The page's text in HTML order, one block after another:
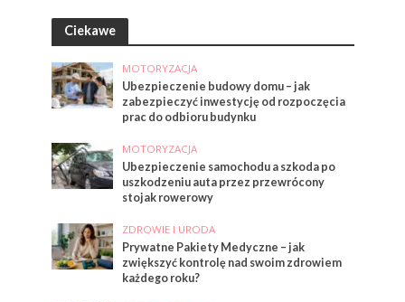
Ciekawe
MOTORYZACJA
Ubezpieczenie budowy domu – jak
zabezpieczyć inwestycję od rozpoczęcia
prac do odbioru budynku
MOTORYZACJA
Ubezpieczenie samochodu a szkoda po
uszkodzeniu auta przez przewrócony
stojak rowerowy
ZDROWIE I URODA
Prywatne Pakiety Medyczne – jak
zwiększyć kontrolę nad swoim zdrowiem
każdego roku?